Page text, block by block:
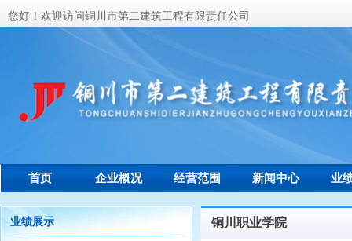
首页 企业概况 经营范围 新闻中心 业
您好！欢迎访问铜川市第二建筑工程有限责任公司
联系我们
铜川职业学院
业绩展示